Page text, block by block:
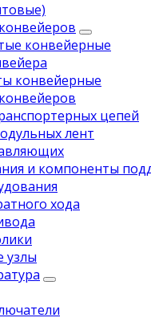
конвейерные
конвейерные
цепей
лент
и компоненты
хода
узлы